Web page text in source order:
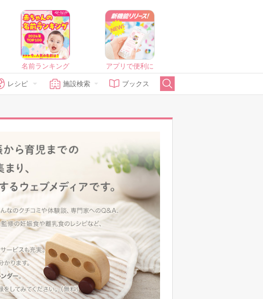
名前ランキング アプリで便利に
レシピ 施設検索 ブックス